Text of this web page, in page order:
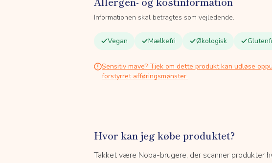
Informationen skal betragtes som vejledende.
Vegan Mælkefri Økologisk
Sensitiv mave? Tjek om dette produkt kan udløse
forstyrret afføringsmønster.
Hvor kan jeg købe produktet?
Takket være Noba-brugere, der scanner produkter